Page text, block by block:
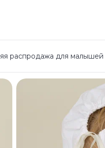
распродажа для малышей